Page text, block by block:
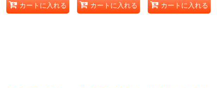
カートに入れる カートに入れる カートに入れる